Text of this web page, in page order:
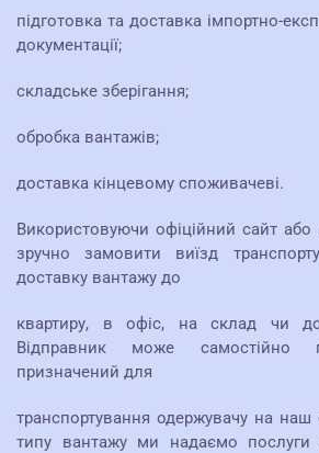
підготовка та доставка імпортно-
документації;
складське зберігання;
обробка вантажів;
доставка кінцевому споживачеві.
Використовуючи офіційний сайт або
зручно замовити виїзд
доставку вантажу до
квартиру, в офіс, на склад чи до
Відправник може самостійно
призначений для
транспортування одержувачу на
типу вантажу ми надаємо послуги